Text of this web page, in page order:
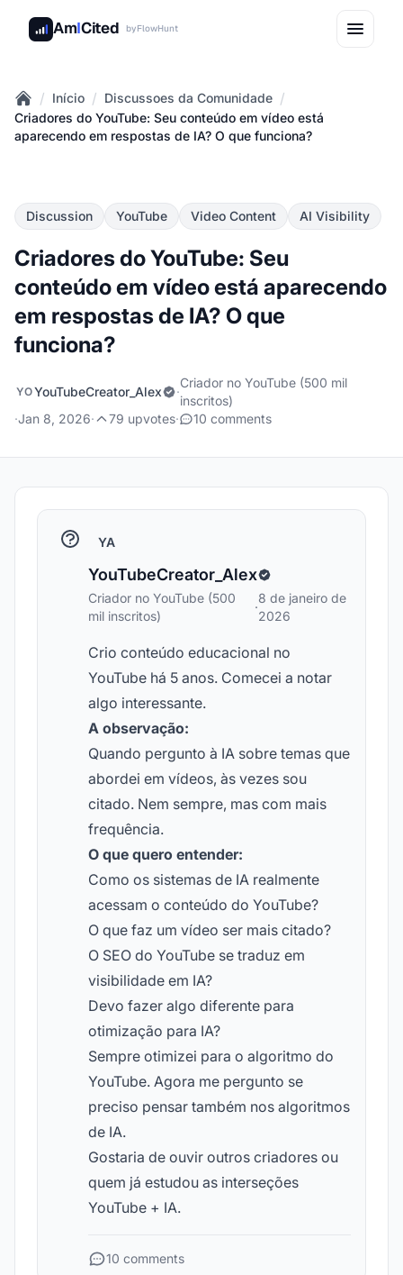
AmICited byFlowHunt
Home
/ Início / Discussoes da Comunidade /
Criadores do YouTube: Seu conteúdo em vídeo está
aparecendo em respostas de IA? O que funciona?
Discussion YouTube Video Content AI Visibility
Criadores do YouTube: Seu
conteúdo em vídeo está aparecendo
em respostas de IA? O que
funciona?
YOYouTubeCreator_Alex ·
Criador no YouTube (500 mil
inscritos)
·Jan 8, 2026· 79 upvotes· 10 comments
YA
YouTubeCreator_Alex
Criador no YouTube (500
mil inscritos)
·
8 de janeiro de
2026
Crio conteúdo educacional no
YouTube há 5 anos. Comecei a notar
algo interessante.
A observação:
Quando pergunto à IA sobre temas que
abordei em vídeos, às vezes sou
citado. Nem sempre, mas com mais
frequência.
O que quero entender:
Como os sistemas de IA realmente
acessam o conteúdo do YouTube?
O que faz um vídeo ser mais citado?
O SEO do YouTube se traduz em
visibilidade em IA?
Devo fazer algo diferente para
otimização para IA?
Sempre otimizei para o algoritmo do
YouTube. Agora me pergunto se
preciso pensar também nos algoritmos
de IA.
Gostaria de ouvir outros criadores ou
quem já estudou as interseções
YouTube + IA.
10 comments